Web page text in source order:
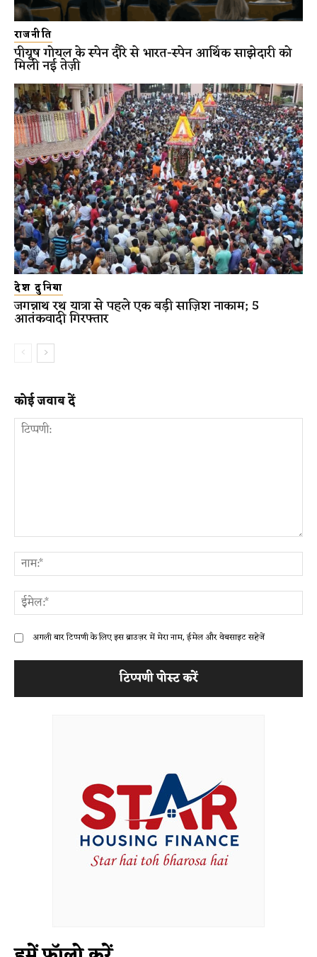
राजनीति
पीयूष गोयल के स्पेन दौरे से भारत-स्पेन आर्थिक साझेदारी को
मिली नई तेज़ी
देश दुनिया
जगन्नाथ रथ यात्रा से पहले एक बड़ी साज़िश नाकाम; 5
आतंकवादी गिरफ्तार
कोई जवाब दें
अगली बार टिप्पणी के लिए इस ब्राउज़र में मेरा नाम, ईमेल और वेबसाइट सहेजें